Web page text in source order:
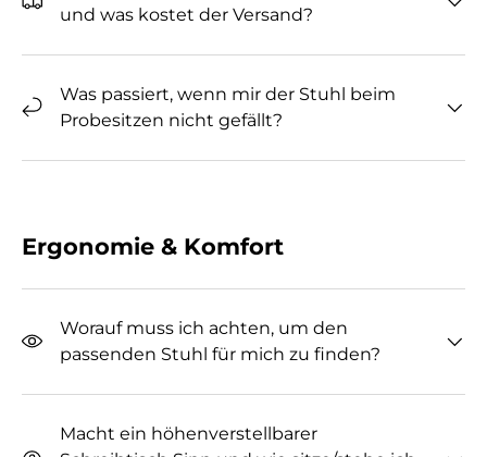
und was kostet der Versand?
Was passiert, wenn mir der Stuhl beim
Probesitzen nicht gefällt?
Ergonomie & Komfort
Worauf muss ich achten, um den
passenden Stuhl für mich zu finden?
Macht ein höhenverstellbarer